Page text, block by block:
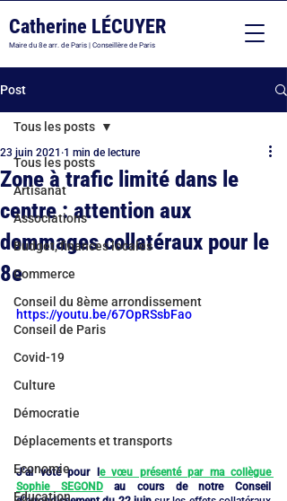
Catherine LÉCUYER
Maire du 8e arr. de Paris | Conseillère de Paris
Post
Tous les posts
Artisanat
Associations
Budget, finances locales
Commerce
Conseil du 8ème arrondissement
Conseil de Paris
Covid-19
Culture
Démocratie
Déplacements et transports
Economie
Education
Tous les posts
Zone à trafic limité dans le
centre : attention aux
dommages collatéraux pour le
8e
23 juin 2021 1 min de lecture
https://youtu.be/67OpRSsbFao
J’ai voté pour le vœu présenté par ma collègue
Sophie SEGOND au cours de notre Conseil